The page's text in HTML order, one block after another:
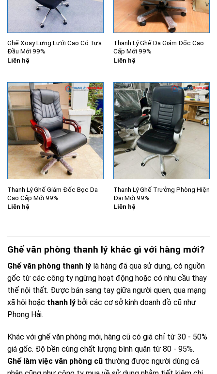
Ghế Xoay Lưng Lưới Cao Có Tựa
Đầu Mới 99%
Liên hệ
Thanh Lý Ghế Da Giám Đốc Cao
Cấp Mới 99%
Liên hệ
Thanh Lý Ghế Giám Đốc Bọc Da
Cao Cấp Mới 99%
Liên hệ
Thanh Lý Ghế Trưởng Phòng Hiện
Đại Mới 99%
Liên hệ
Ghế văn phòng thanh lý khác gì với hàng mới?
Ghế văn phòng thanh lý là hàng đã qua sử dụng, có nguồn
gốc từ các công ty ngừng hoạt động hoặc có nhu cầu thay
thế nội thất. Được bán sang tay giữa người quen, qua mạng
xã hội hoặc thanh lý bởi các cơ sở kinh doanh đồ cũ như
Phong Hải.
Khác với ghế văn phòng mới, hàng cũ có giá chỉ từ 30 - 50%
giá gốc. Độ bền cùng chất lượng bình quân từ 80 - 95%.
Ghế làm việc văn phòng cũ thường được người dùng cá